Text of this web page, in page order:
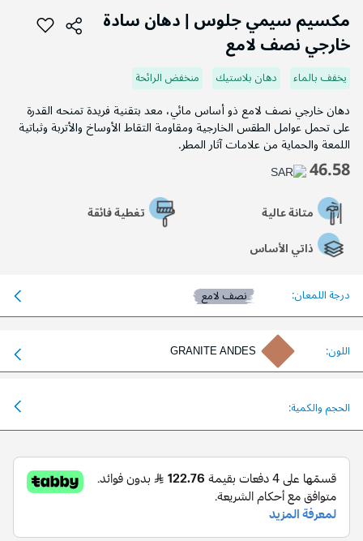
مكسيم سيمي جلوس | دهان سادة
خارجي نصف لامع
يخفف بالماء دهان بلاستيك منخفض الرائحة
دهان خارجي نصف لامع ذو أساس مائي، معد بتقنية فريدة تمنحه القدرة
على تحمل عوامل الطقس الخارجية ومقاومة التقاط الأوساخ والأتربة وثباتية
اللمعة والحماية من علامات آثار المطر.
46.58
متانة عالية
تغطية فائقة
ذاتي الأساس
درجة اللمعان: نصف لامع
اللون: GRANITE ANDES
الحجم والكمية:
إلى
بداية
معرض
الصور